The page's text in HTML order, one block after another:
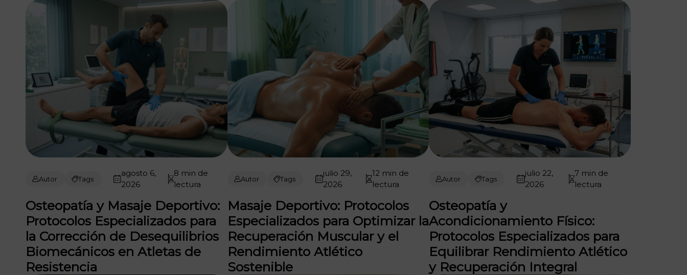
Autor Tags
agosto 6,
2026
8 min de
lectura
Osteopatía y Masaje Deportivo:
Protocolos Especializados para
la Corrección de Desequilibrios
Biomecánicos en Atletas de
Resistencia
Autor Tags
julio 29,
2026
12 min de
lectura
Masaje Deportivo: Protocolos
Especializados para Optimizar la
Recuperación Muscular y el
Rendimiento Atlético
Sostenible
Autor Tags
julio 22,
2026
7 min de
lectura
Osteopatía y
Acondicionamiento Físico:
Protocolos Especializados para
Equilibrar Rendimiento Atlético
y Recuperación Integral